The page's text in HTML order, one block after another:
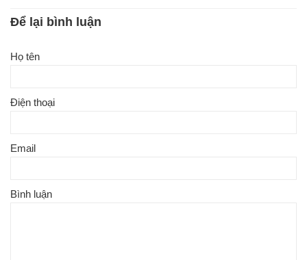
Để lại bình luận
Họ tên
Điện thoại
Email
Bình luận